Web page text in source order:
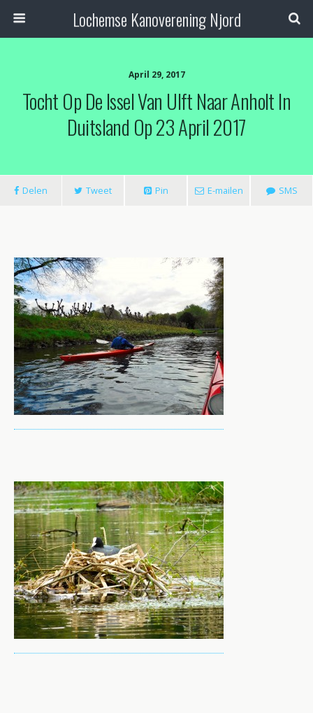
Lochemse Kanoverening Njord
April 29, 2017
Tocht Op De Issel Van Ulft Naar Anholt In
Duitsland Op 23 April 2017
Delen Tweet Pin E-mailen SMS